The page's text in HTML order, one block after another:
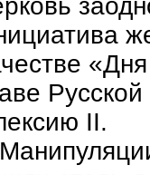
II.